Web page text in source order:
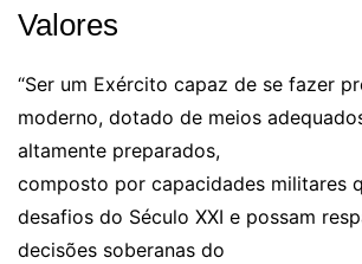
Valores
“Ser um Exército capaz de se fazer
moderno, dotado de meios
altamente preparados,
composto por capacidades militares
desafios do Século XXI e possam
decisões soberanas do